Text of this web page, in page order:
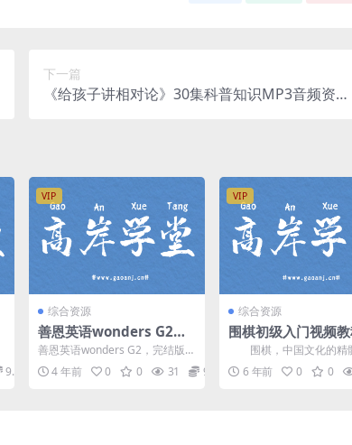
下一篇
《给孩子讲相对论》30集科普知识MP3音频资源
9.9
VIP
综合资源
善恩英语wonders G2
（完结）百度网盘分享
善恩英语wonders G2，完结版百
度网盘早教启蒙英语课程6.05G
高清视频。...
4 年前 0 0 31 9.9
VIP
综合资源
围棋初级入门视频
6.7G)百度网盘
围棋，中国文化的精
一。 有很多人不了解围
巧，那么今天就在这里给
6 年前 0 0